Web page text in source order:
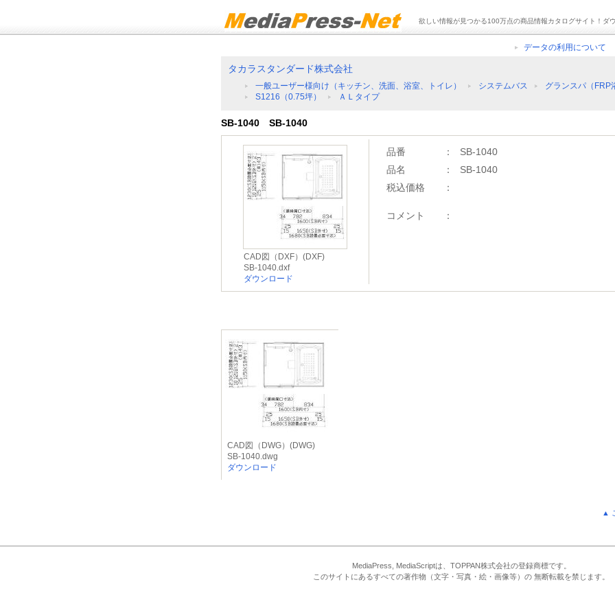
欲しい情報が見つかる100万点の商品情報カタログサイト！ダ
データの利用について
タカラスタンダード株式会社
一般ユーザー様向け（キッチン、洗面、浴室、トイレ） システムバス グランスパ（FRP
S1216（0.75坪）
ＡＬタイプ
SB-1040 SB-1040
CAD図（DXF）(DXF)
SB-1040.dxf
ダウンロード
品番 ：
SB-1040
品名
：
SB-1040
税込価格
：
コメント ：
CAD図（DWG）(DWG)
SB-1040.dwg
ダウンロード
▲
MediaPress, MediaScriptは、TOPPAN株式会社の登録商標です。
このサイトにあるすべての著作物（文字・写真・絵・画像等）の 無断転載を禁じます。